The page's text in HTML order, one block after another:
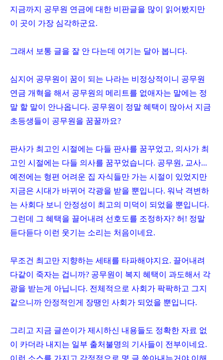
지금까지 공무원 연금에 대한 비판글을 많이 읽어봤지만
이 곳이 가장 심각하군요.
그래서 보통 글을 잘 안 다는데 여기는 달아 봅니다.
심지어 공무원이 꿈이 되는 나라는 비정상적이니 공무원
연금 개혁을 해서 공무원의 메리트를 없애자는 말에는 정
말 할 말이 안나옵니다. 공무원이 정말 혜택이 많아서 지금
초등생들이 공무원을 꿈꿀까요?
판사가 최고인 시절에는 다들 판사를 꿈꾸었고, 의사가 최
고인 시절에는 다들 의사를 꿈꾸었습니다. 공무원, 교사...
예전에는 형편 어려운 집 자식들만 가는 시절이 있었지만
지금은 시대가 바뀌어 각광을 받을 뿐입니다. 워낙 격변하
는 사회다 보니 안정성이 최고의 미덕이 되었을 뿐입니다.
그런데 그 혜택을 끌어내려 선호도를 조정하자? 허! 정말
듣다듣다 이런 웃기는 소리는 처음이네요.
무조건 최고만 지향하는 세태를 타파해야지요. 끌어내려
다같이 죽자는 겁니까? 공무원이 복지 혜택이 과도해서 각
광을 받는게 아닙니다. 전체적으로 사회가 팍팍하고 그지
같으니까 안정적인게 장땡인 사회가 되었을 뿐입니다.
그리고 지금 글쓴이가 제시하신 내용들도 정확한 자료 없
이 카더라 내지는 일부 출처불명의 기사들이 전부이네요.
이런 소스를 가지고 감정적으로 몇 글 쏟아내는거야 이해